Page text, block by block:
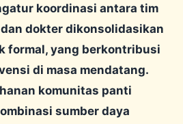
koordinasi antara tim
dokter dikonsolidasikan
formal, yang berkontribusi
di masa mendatang.
komunitas panti
sumber daya